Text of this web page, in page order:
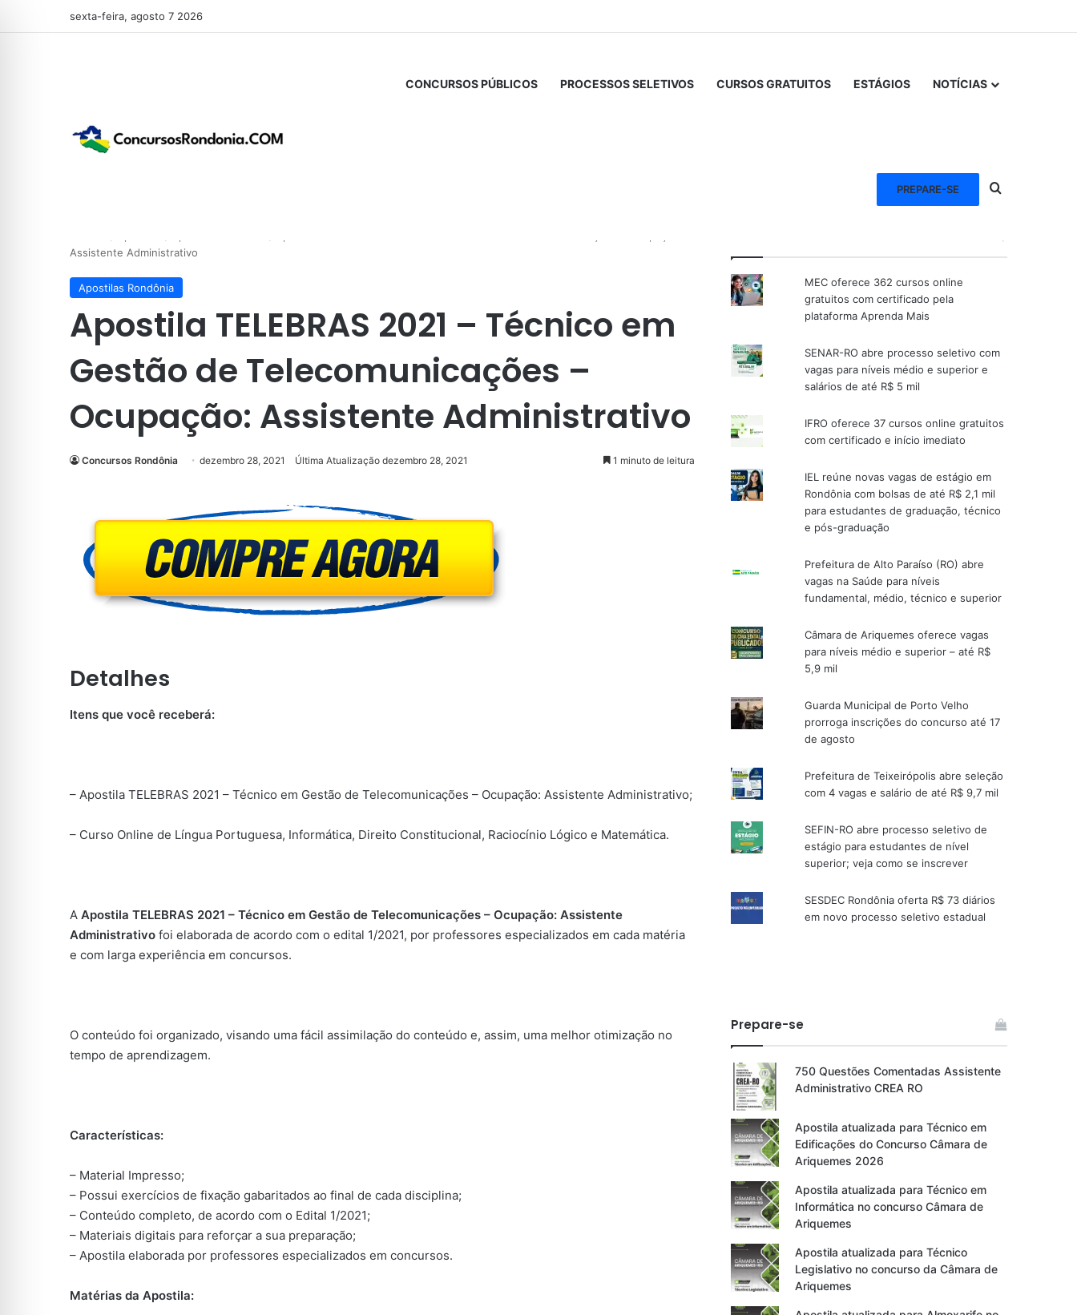
sexta-feira, agosto 7 2026
CONCURSOS PÚBLICOS PROCESSOS SELETIVOS CURSOS GRATUITOS ESTÁGIOS NOTÍCIAS
PREPARE-SE Procurar por
Assistente Administrativo
Apostilas Rondônia
Apostila TELEBRAS 2021 – Técnico em
Gestão de Telecomunicações –
Ocupação: Assistente Administrativo
Concursos Rondônia dezembro 28, 2021 Última Atualização dezembro 28, 2021 1 minuto de leitura
Detalhes
Itens que você receberá:
– Apostila TELEBRAS 2021 – Técnico em Gestão de Telecomunicações – Ocupação: Assistente Administrativo;
– Curso Online de Língua Portuguesa, Informática, Direito Constitucional, Raciocínio Lógico e Matemática.
A Apostila TELEBRAS 2021 – Técnico em Gestão de Telecomunicações – Ocupação: Assistente
Administrativo foi elaborada de acordo com o edital 1/2021, por professores especializados em cada matéria
e com larga experiência em concursos.
O conteúdo foi organizado, visando uma fácil assimilação do conteúdo e, assim, uma melhor otimização no
tempo de aprendizagem.
Características:
– Material Impresso;
– Possui exercícios de fixação gabaritados ao final de cada disciplina;
– Conteúdo completo, de acordo com o Edital 1/2021;
– Materiais digitais para reforçar a sua preparação;
– Apostila elaborada por professores especializados em concursos.
Matérias da Apostila:
MEC oferece 362 cursos online
gratuitos com certificado pela
plataforma Aprenda Mais
SENAR-RO abre processo seletivo com
vagas para níveis médio e superior e
salários de até R$ 5 mil
IFRO oferece 37 cursos online gratuitos
com certificado e início imediato
IEL reúne novas vagas de estágio em
Rondônia com bolsas de até R$ 2,1 mil
para estudantes de graduação, técnico
e pós-graduação
Prefeitura de Alto Paraíso (RO) abre
vagas na Saúde para níveis
fundamental, médio, técnico e superior
Câmara de Ariquemes oferece vagas
para níveis médio e superior – até R$
5,9 mil
Guarda Municipal de Porto Velho
prorroga inscrições do concurso até 17
de agosto
Prefeitura de Teixeirópolis abre seleção
com 4 vagas e salário de até R$ 9,7 mil
SEFIN-RO abre processo seletivo de
estágio para estudantes de nível
superior; veja como se inscrever
SESDEC Rondônia oferta R$ 73 diários
em novo processo seletivo estadual
Prepare-se
750 Questões Comentadas Assistente
Administrativo CREA RO
Apostila atualizada para Técnico em
Edificações do Concurso Câmara de
Ariquemes 2026
Apostila atualizada para Técnico em
Informática no concurso Câmara de
Ariquemes
Apostila atualizada para Técnico
Legislativo no concurso da Câmara de
Ariquemes